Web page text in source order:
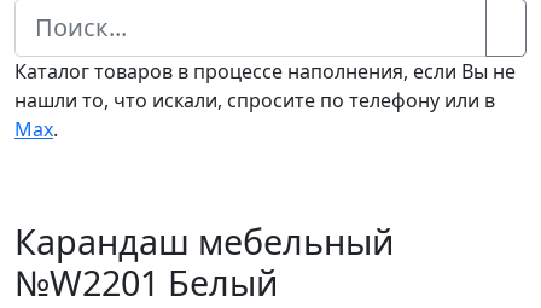
Каталог товаров в процессе наполнения, если Вы не
нашли то, что искали, спросите по телефону или в
Мах.
Карандаш мебельный
№W2201 Белый